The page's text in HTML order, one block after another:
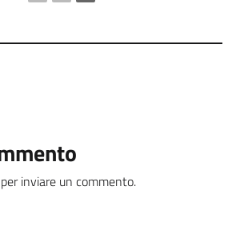
per inviare un commento.